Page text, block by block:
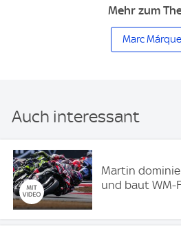
Mehr zum
Marc
Auch interessant
Martin
und baut WM-